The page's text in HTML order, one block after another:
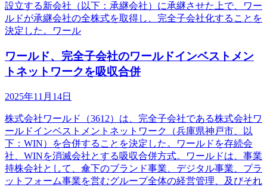
設立する新会社（以下：承継会社）に承継させた上で、ワー
ルドが承継会社の全株式を取得し、完全子会社化することを
決定した。ワール
ワールド、完全子会社のワールドインベストメン
トネットワークを吸収合併
2025年11月14日
株式会社ワールド（3612）は、完全子会社である株式会社ワ
ールドインベストメントネットワーク（兵庫県神戸市、以
下：WIN）を合併することを決定した。ワールドを存続会
社、WINを消滅会社とする吸収合併方式。ワールドは、事業
持株会社として、傘下のブランド事業、デジタル事業、プラ
ットフォーム事業を営むグループ全体の経営管理、及びそれ